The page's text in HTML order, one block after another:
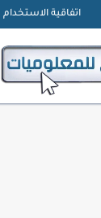
اتفاقية الاستخدام